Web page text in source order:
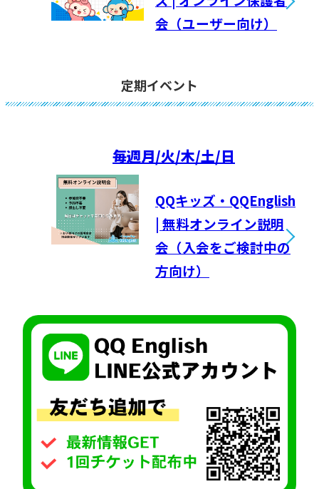
会（ユーザー向け）
定期イベント
毎週月/火/木/土/日
QQキッズ・QQEnglish
| 無料オンライン説明
会（入会をご検討中の
方向け）